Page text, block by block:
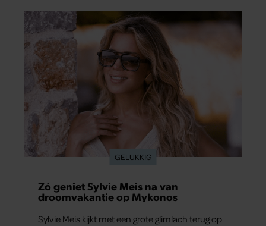
GELUKKIG
Zó geniet Sylvie Meis na van
droomvakantie op Mykonos
Sylvie Meis kijkt met een grote glimlach terug op